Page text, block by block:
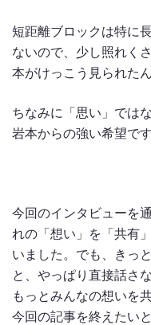
短距離ブロックは特に
ないので、少し照れく
本がけっこう見られた
ちなみに「思い」では
岩本からの強い希望で
今回のインタビューを
れの「想い」を「共有
いました。でも、きっ
と、やっぱり直接話さ
もっとみんなの想いを
今回の記事を終えたい